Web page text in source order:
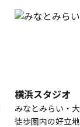
横浜スタジオ
みなとみらい・
徒歩圏内の好立